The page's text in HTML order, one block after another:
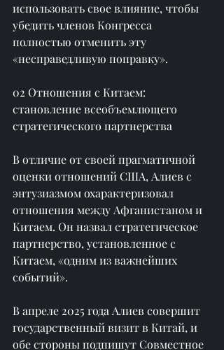
использовать свое влияние, чтобы
убедить членов Конгресса
полностью отменить эту
«несправедливую поправку».
02 Отношения с Китаем:
становление всеобъемлющего
стратегического партнерства
В отличие от своей прагматичной
оценки отношений США, Алиев с
энтузиазмом охарактеризовал
отношения между Афганистаном и
Китаем. Он назвал стратегическое
партнерство, установленное с
Китаем, «одним из важнейших
событий».
В апреле 2025 года Алиев совершит
государственный визит в Китай, и
обе стороны подпишут Совместное